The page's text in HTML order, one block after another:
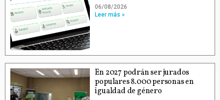
06/08/2026
Leer más »
En 2027 podrán ser jurados
populares 8.000 personas en
igualdad de género